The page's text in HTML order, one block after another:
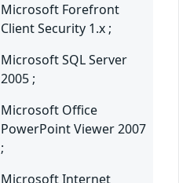
Microsoft Forefront
Client Security 1.x ;
Microsoft SQL Server
2005 ;
Microsoft Office
PowerPoint Viewer 2007
;
Microsoft Internet